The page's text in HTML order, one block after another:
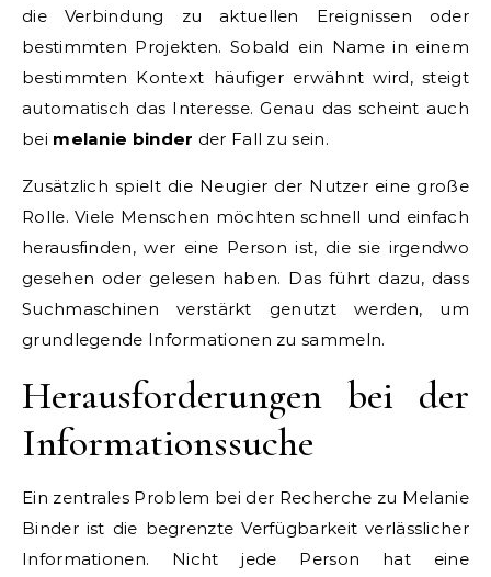
die Verbindung zu aktuellen Ereignissen oder
bestimmten Projekten. Sobald ein Name in einem
bestimmten Kontext häufiger erwähnt wird, steigt
automatisch das Interesse. Genau das scheint auch
bei melanie binder der Fall zu sein.
Zusätzlich spielt die Neugier der Nutzer eine große
Rolle. Viele Menschen möchten schnell und einfach
herausfinden, wer eine Person ist, die sie irgendwo
gesehen oder gelesen haben. Das führt dazu, dass
Suchmaschinen verstärkt genutzt werden, um
grundlegende Informationen zu sammeln.
Herausforderungen bei der
Informationssuche
Ein zentrales Problem bei der Recherche zu Melanie
Binder ist die begrenzte Verfügbarkeit verlässlicher
Informationen. Nicht jede Person hat eine